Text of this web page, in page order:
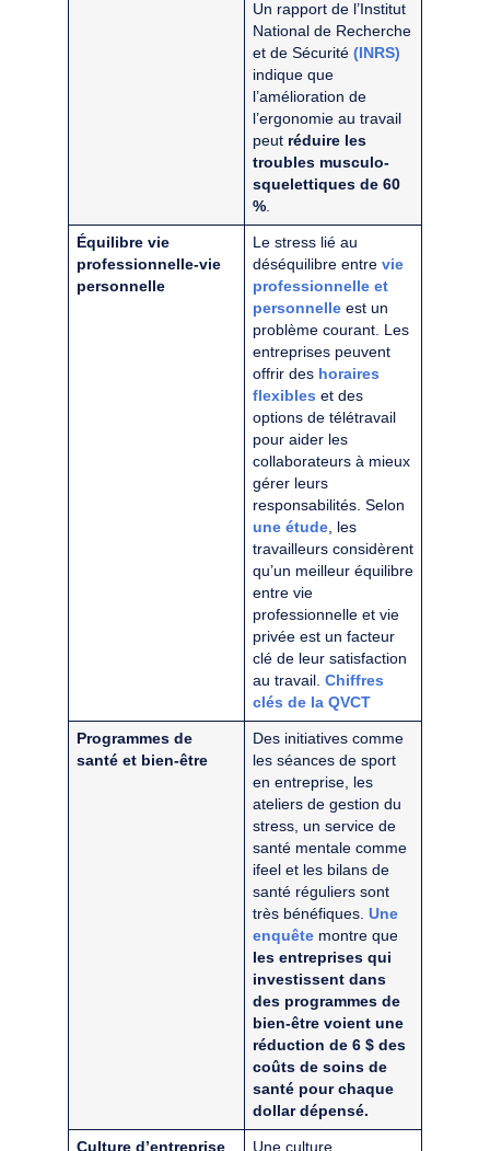
Un rapport de l’Institut
National de Recherche
et de Sécurité (INRS)
indique que
l’amélioration de
l’ergonomie au travail
peut réduire les
troubles musculo-
squelettiques de 60
%.
Équilibre vie
professionnelle-vie
personnelle
Le stress lié au
déséquilibre entre vie
professionnelle et
personnelleest un
problème courant. Les
entreprises peuvent
offrir des horaires
flexibles et des
options de télétravail
pour aider les
collaborateurs à mieux
gérer leurs
responsabilités. Selon
une étude, les
travailleurs considèrent
qu’un meilleur équilibre
entre vie
professionnelle et vie
privée est un facteur
clé de leur satisfaction
au travail. Chiffres
clés de la QVCT
Programmes de
santé et bien-être
Des initiatives comme
les séances de sport
en entreprise, les
ateliers de gestion du
stress, un service de
santé mentale comme
ifeel et les bilans de
santé réguliers sont
très bénéfiques. Une
enquêtemontre que
les entreprises qui
investissent dans
des programmes de
bien-être voient une
réduction de 6 $ des
coûts de soins de
santé pour chaque
dollar dépensé.
Culture d’entreprise Une culture